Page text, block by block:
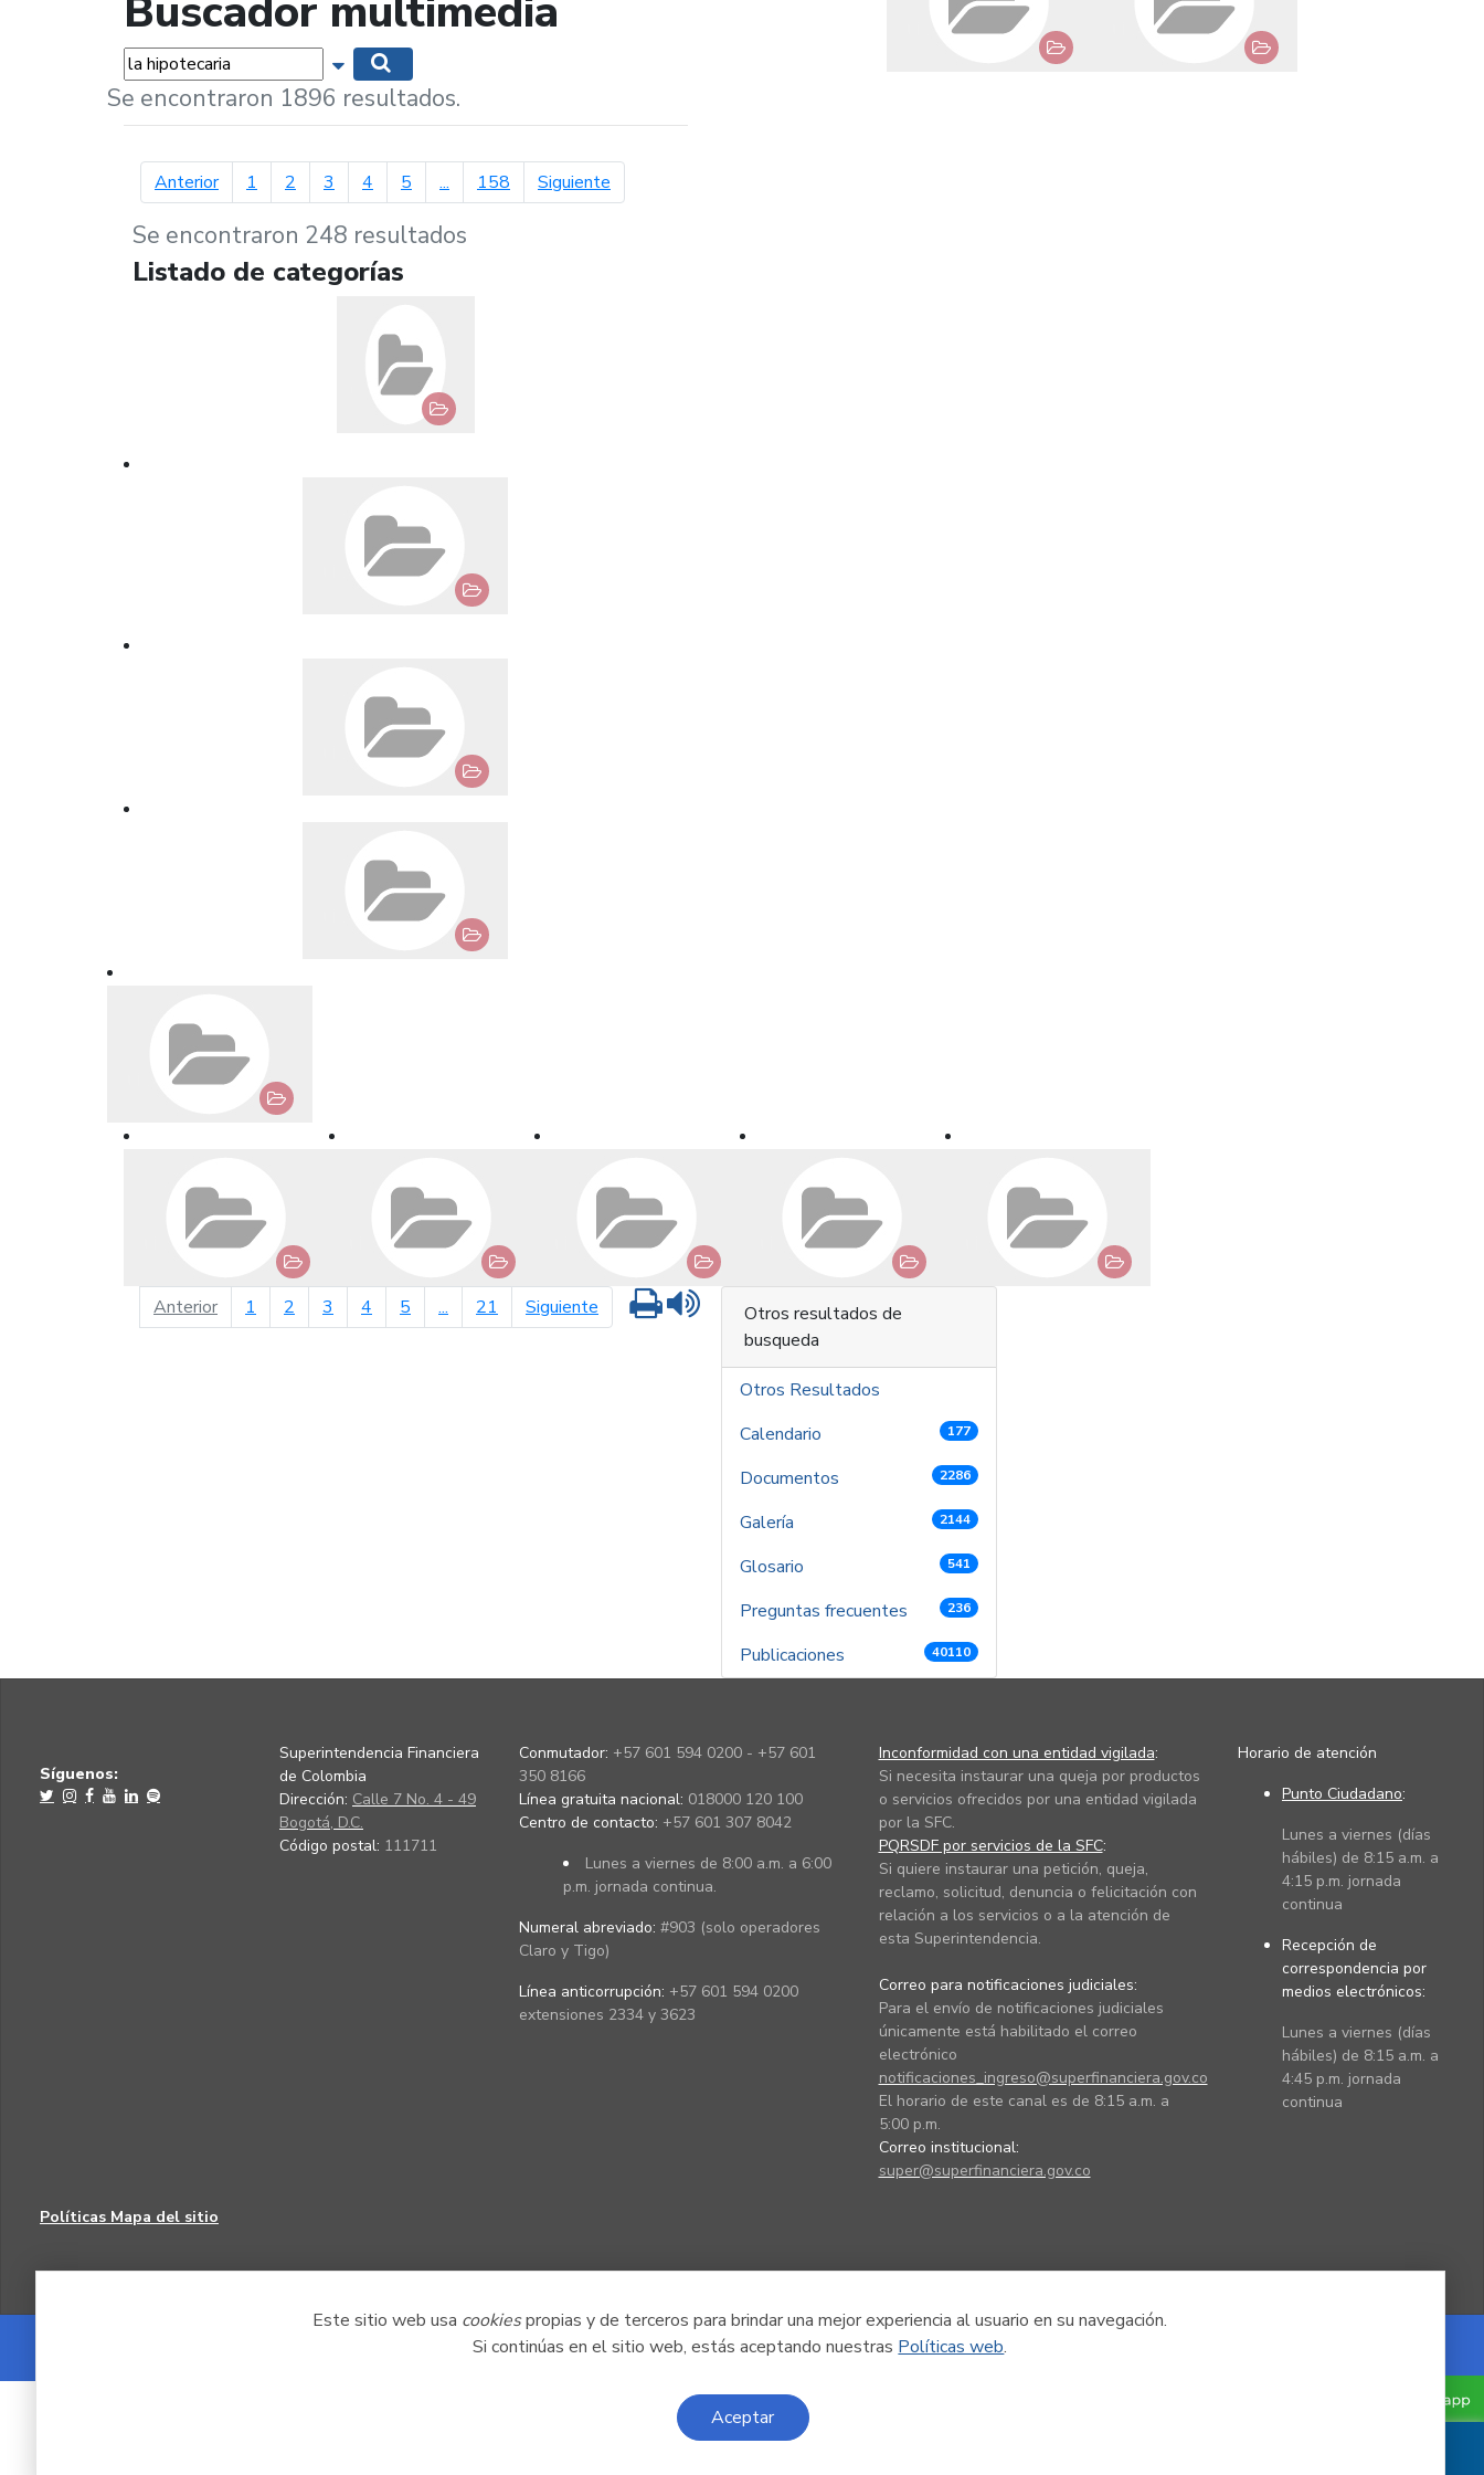
Este sitio web usa cookiespropias y de terceros para brindar una mejor experiencia al usuario en su navegación.
Si continúas en el sitio web, estás aceptando nuestras Políticas web.
Aceptar
Buscador multimedia
Palabras... Mostrar opciones de búsqueda
Se encontraron 1896 resultados.
Anteriorpágina anterior
1 2 3 4 5 ... 158 Siguientepágina siguiente
Se encontraron 248 resultados
Listado de categorías
Anteriorpágina anterior
1 2 3 4 5 ... 21 Siguiente página siguiente
Imprimir
Otros resultados de
busqueda
Otros Resultados
Calendario
177
Documentos 2286
Galería 2144
Glosario 541
Preguntas frecuentes 236
Publicaciones 40110
Síguenos:
Superintendencia Financiera
de Colombia
Dirección: Calle 7 No. 4 - 49
Bogotá, D.C.
Código postal: 111711
Conmutador: +57 601 594 0200 - +57 601
350 8166
Línea gratuita nacional: 018000 120 100
Centro de contacto: +57 601 307 8042
Lunes a viernes de 8:00 a.m. a 6:00
p.m. jornada continua.
Numeral abreviado: #903 (solo operadores
Claro y Tigo)
Línea anticorrupción: +57 601 594 0200
extensiones 2334 y 3623
Inconformidad con una entidad vigilada:
Si necesita instaurar una queja por productos
o servicios ofrecidos por una entidad vigilada
por la SFC.
PQRSDF por servicios de la SFC:
Si quiere instaurar una petición, queja,
reclamo, solicitud, denuncia o felicitación con
relación a los servicios o a la atención de
esta Superintendencia.
Correo para notificaciones judiciales:
Para el envío de notificaciones judiciales
únicamente está habilitado el correo
electrónico
notificaciones_ingreso@superfinanciera.gov.co
El horario de este canal es de 8:15 a.m. a
5:00 p.m.
Correo institucional:
super@superfinanciera.gov.co
Horario de atención
Punto Ciudadano:
Lunes a viernes (días
hábiles) de 8:15 a.m. a
4:15 p.m. jornada
continua
Recepción de
correspondencia por
medios electrónicos:
Lunes a viernes (días
hábiles) de 8:15 a.m. a
4:45 p.m. jornada
continua
Políticas Mapa del sitio
Powered by Nexura